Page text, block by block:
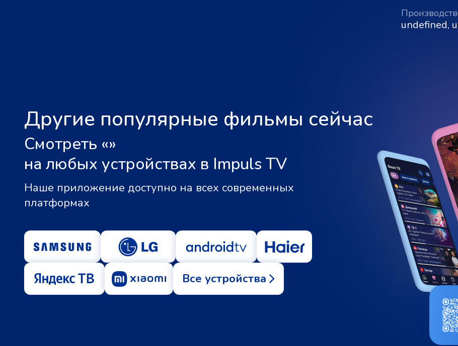
undefined,
Другие популярные фильмы сейчас
Смотреть «»
на любых устройствах в Impuls TV
Наше приложение доступно на всех современных
платформах
Все устройства